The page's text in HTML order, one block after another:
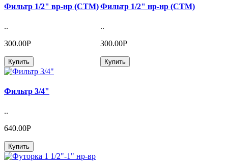
Фильтр 1/2" вр-нр (CTM)
..
300.00Р
Купить
Фильтр 1/2" нр-нр (CTM)
..
300.00Р
Купить
Фильтр 3/4"
..
640.00Р
Купить